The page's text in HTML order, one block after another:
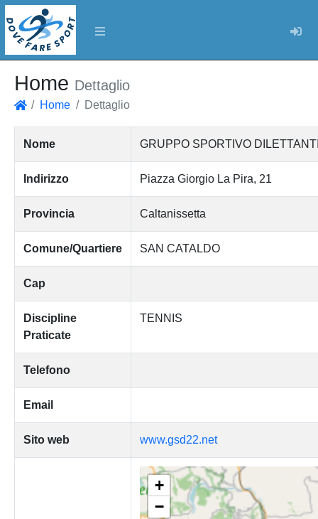
Home Dettaglio
Home Dettaglio
Nome GRUPPO SPORTIVO
Indirizzo Piazza Giorgio La Pira, 21
Provincia Caltanissetta
Comune/Quartiere SAN CATALDO
Cap
Discipline
Praticate
TENNIS
Telefono
Email
Sito web www.gsd22.net
+
−